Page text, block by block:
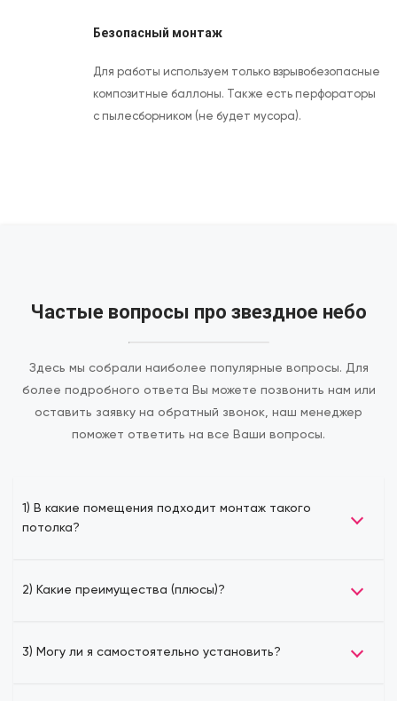
Безопасный монтаж
Для работы используем только взрывобезопасные
композитные баллоны. Также есть перфораторы
с пылесборником (не будет мусора).
Частые вопросы про звездное небо
Здесь мы собрали наиболее популярные вопросы. Для
более подробного ответа Вы можете позвонить нам или
оставить заявку на обратный звонок, наш менеджер
поможет ответить на все Ваши вопросы.
1) В какие помещения подходит монтаж такого
потолка?
2) Какие преимущества (плюсы)?
3) Могу ли я самостоятельно установить?